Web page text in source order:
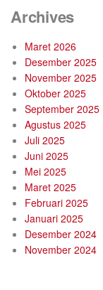
Archives
Maret 2026
Desember 2025
November 2025
Oktober 2025
September 2025
Agustus 2025
Juli 2025
Juni 2025
Mei 2025
Maret 2025
Februari 2025
Januari 2025
Desember 2024
November 2024